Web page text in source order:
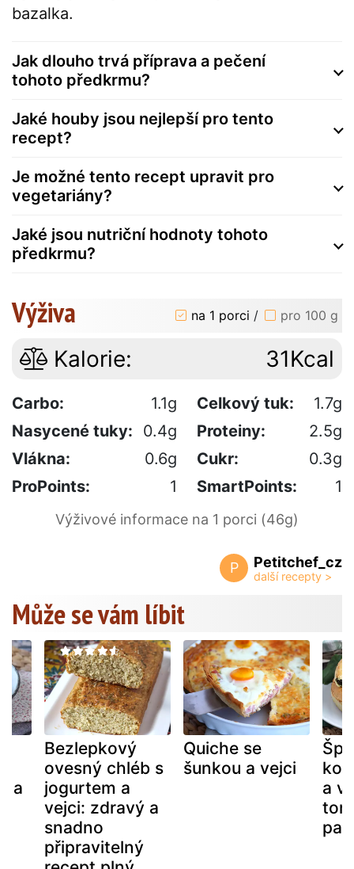
bazalka.
Jak dlouho trvá příprava a pečení
tohoto předkrmu?
Jaké houby jsou nejlepší pro tento
recept?
Je možné tento recept upravit pro
vegetariány?
Jaké jsou nutriční hodnoty tohoto
předkrmu?
Výživa na 1 porci / pro 100 g
Kalorie: 31Kcal
Carbo: 1.1g Celkový tuk:
1.7g
Nasycené tuky:
0.4g Proteiny:
2.5g
Vlákna:
0.6g Cukr:
0.3g
ProPoints:
1 SmartPoints: 1
Výživové informace na 1 porci (46g)
P Petitchef_cz
Může se vám líbit
a
Bezlepkový
ovesný chléb s
jogurtem a
vejci: zdravý a
snadno
připravitelný
Quiche se
šunkou a vejci
a